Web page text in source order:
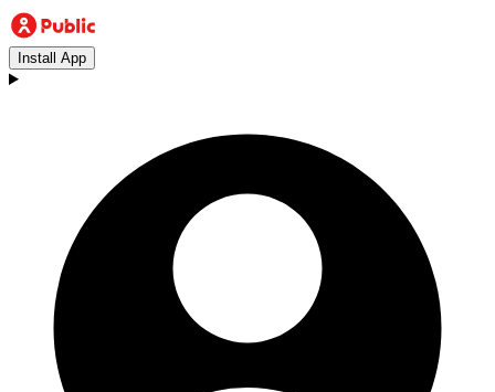
Install App